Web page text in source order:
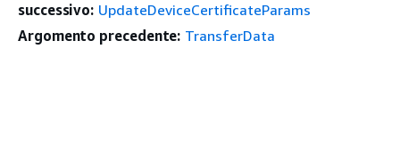
successivo: UpdateDeviceCertificateParams
Argomento precedente: TransferData